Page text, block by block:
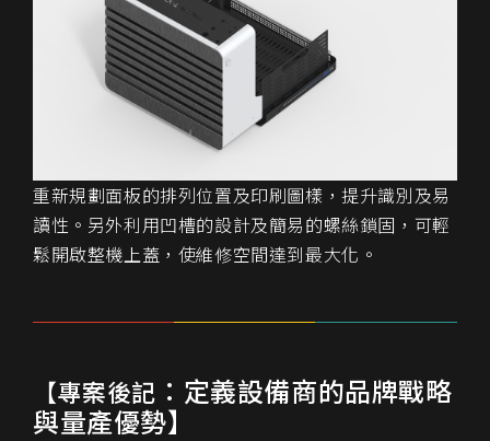
重新規劃面板的排列位置及印刷圖樣，提升識別及易
讀性。另外利用凹槽的設計及簡易的螺絲鎖固，可輕
鬆開啟整機上蓋，使維修空間達到最大化。
【專案後記 ：定義設備商的品牌戰略
與量產優勢】